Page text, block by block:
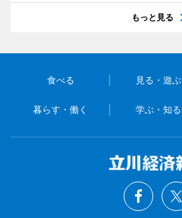
もっと見る
食べる 見る・遊ぶ
暮らす・働く 学ぶ・知る